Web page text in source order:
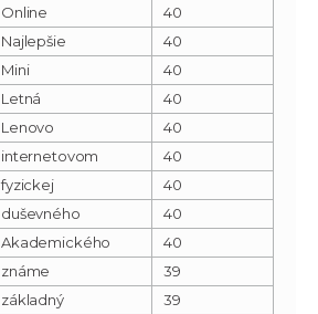
Online
40
Najlepšie
40
Mini
40
Letná
40
Lenovo
40
internetovom
40
fyzickej
40
duševného
40
Akademického
40
známe
39
základný
39